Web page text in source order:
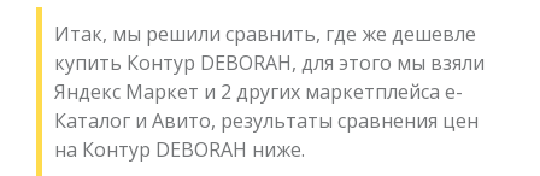
Итак, мы решили сравнить, где же дешевле
купить Контур DEBORAH, для этого мы взяли
Яндекс Маркет и 2 других маркетплейса е-
Каталог и Авито, результаты сравнения цен
на Контур DEBORAH ниже.